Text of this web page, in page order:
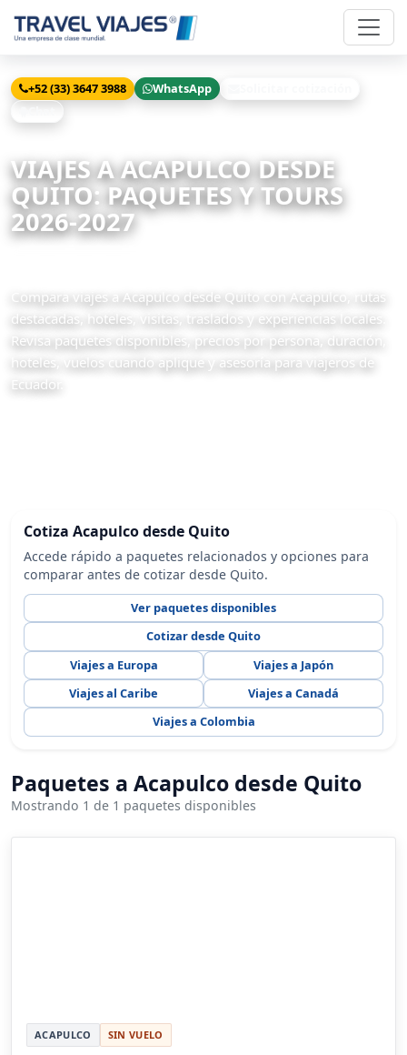
+52 (33) 3647 3988 WhatsApp
VIAJES A ACAPULCO DESDE
QUITO: PAQUETES Y TOURS
2026-2027
Compara viajes a Acapulco desde Quito con Acapulco, rutas
destacadas, hoteles, visitas, traslados y experiencias locales.
Revisa paquetes disponibles, precios por persona, duración,
hoteles, vuelos cuando aplique y asesoría para viajeros de
Ecuador.
Cotiza Acapulco desde Quito
Accede rápido a paquetes relacionados y opciones para
comparar antes de cotizar desde Quito.
Ver paquetes disponibles
Cotizar desde Quito
Viajes a Europa
Viajes a Japón
Viajes al Caribe
Viajes a Canadá
Viajes a Colombia
Paquetes a Acapulco desde Quito
Mostrando 1 de 1 paquetes disponibles
ACAPULCO SIN VUELO